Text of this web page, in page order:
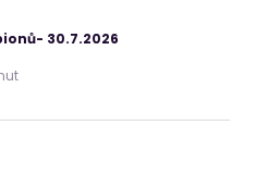
30.7.2026